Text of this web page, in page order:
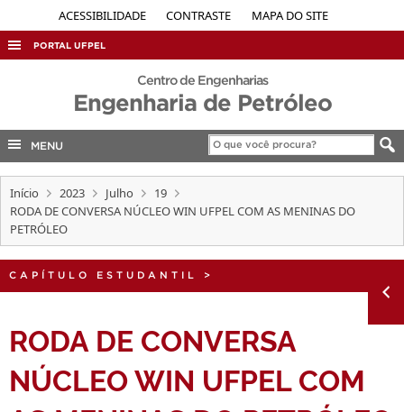
ACESSIBILIDADE CONTRASTE MAPA DO SITE
PORTAL UFPEL
ACESSO À INFORMAÇÃO
AUDITORIA
EDITAIS
INTERNACIONAL
OUVIDORIA
PORTARIAS
Centro de Engenharias
Engenharia de Petróleo
MENU
Início 2023 Julho
19
RODA DE CONVERSA NÚCLEO WIN UFPEL COM AS MENINAS DO
PETRÓLEO
CAPÍTULO ESTUDANTIL >
RODA DE CONVERSA
NÚCLEO WIN UFPEL COM